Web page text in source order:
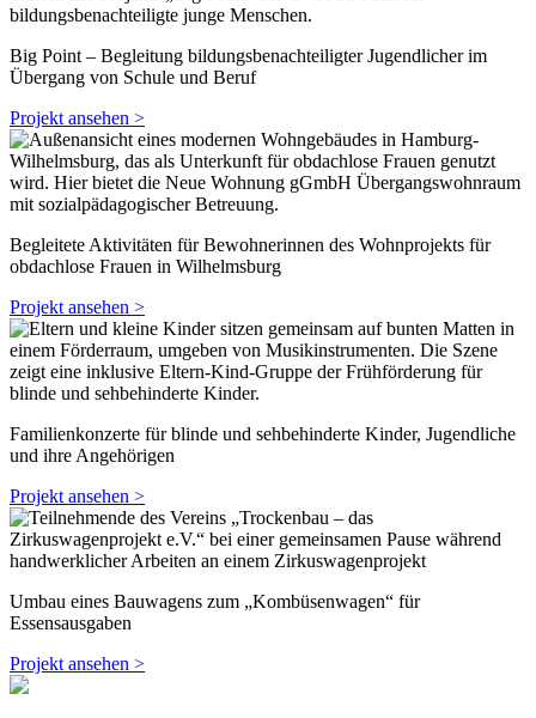
Big Point – Begleitung bildungsbenachteiligter Jugendlicher im
Übergang von Schule und Beruf
Projekt ansehen >
Begleitete Aktivitäten für Bewohnerinnen des Wohnprojekts für
obdachlose Frauen in Wilhelmsburg
Projekt ansehen >
Familienkonzerte für blinde und sehbehinderte Kinder, Jugendliche
und ihre Angehörigen
Projekt ansehen >
Umbau eines Bauwagens zum „Kombüsenwagen“ für
Essensausgaben
Projekt ansehen >